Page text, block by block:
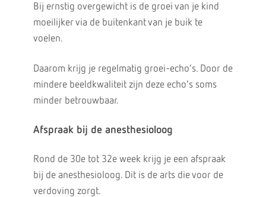
Bij ernstig overgewicht is de groei van je kind
moeilijker via de buitenkant van je buik te
voelen.
Daarom krijg je regelmatig groei-echo’s. Door de
mindere beeldkwaliteit zijn deze echo’s soms
minder betrouwbaar.
Afspraak bij de anesthesioloog
Rond de 30e tot 32e week krijg je een afspraak
bij de anesthesioloog. Dit is de arts die voor de
verdoving zorgt.